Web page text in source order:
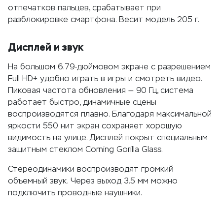
отпечатков пальцев, срабатывает при
разблокировке смартфона. Весит модель 205 г.
Дисплей и звук
На большом 6.79-дюймовом экране с разрешением
Full HD+ удобно играть в игры и смотреть видео.
Пиковая частота обновления — 90 Гц, система
работает быстро, динамичные сцены
воспроизводятся плавно. Благодаря максимальной
яркости 550 нит экран сохраняет хорошую
видимость на улице. Дисплей покрыт специальным
защитным стеклом Corning Gorilla Glass.
Стереодинамики воспроизводят громкий
объемный звук. Через выход 3.5 мм можно
подключить проводные наушники.